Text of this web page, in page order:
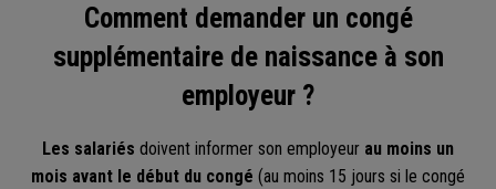
Comment demander un congé
supplémentaire de naissance à son
employeur ?
Les salariés doivent informer son employeur au moins un
mois avant le début du congé (au moins 15 jours si le congé